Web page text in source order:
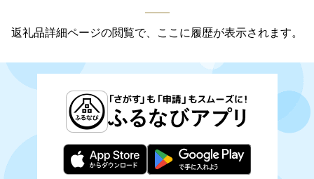
返礼品詳細ページの閲覧で、ここに履歴が表示されます。